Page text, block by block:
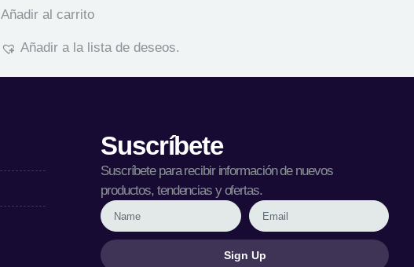
Añadir al carrito
Añadir a la lista de deseos.
Suscríbete
Suscríbete para recibir información de nuevos
productos, tendencias y ofertas.
Sign Up